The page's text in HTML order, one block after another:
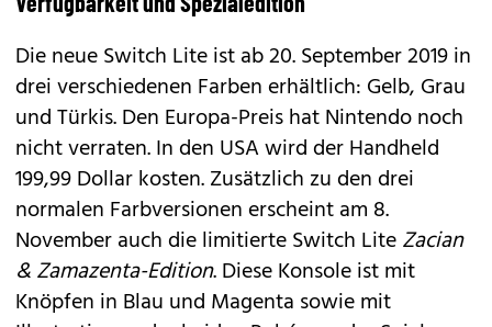
Die neue Switch Lite ist ab 20. September 2019 in
drei verschiedenen Farben erhältlich: Gelb, Grau
und Türkis. Den Europa-Preis hat Nintendo noch
nicht verraten. In den USA wird der Handheld
199,99 Dollar kosten. Zusätzlich zu den drei
normalen Farbversionen erscheint am 8.
November auch die limitierte Switch LiteZacian
& Zamazenta-Edition. Diese Konsole ist mit
Knöpfen in Blau und Magenta sowie mit